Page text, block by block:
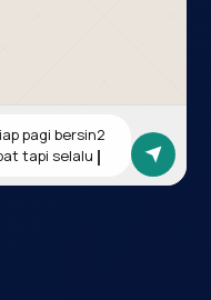
pagi bersin2
tapi selalu